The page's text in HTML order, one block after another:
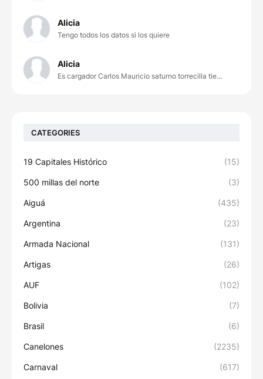
Alicia
Tengo todos los datos si los quiere
Alicia
Es cargador Carlos Mauricio saturno torrecilla tie...
CATEGORIES
19 Capitales Histórico (15)
500 millas del norte (3)
Aiguá (435)
Argentina (23)
Armada Nacional (131)
Artigas (26)
AUF (102)
Bolivia (7)
Brasil (6)
Canelones (2235)
Carnaval (617)